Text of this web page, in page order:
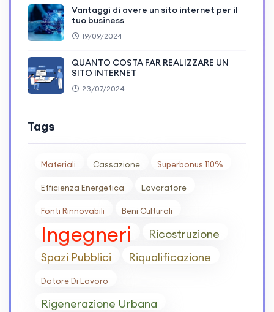
Vantaggi di avere un sito internet per il
tuo business
19/09/2024
QUANTO COSTA FAR REALIZZARE UN
SITO INTERNET
23/07/2024
Tags
Materiali Cassazione Superbonus 110%
Efficienza Energetica Lavoratore
Fonti Rinnovabili Beni Culturali
Ingegneri
Ricostruzione
Spazi Pubblici
Riqualificazione
Datore Di Lavoro
Rigenerazione Urbana